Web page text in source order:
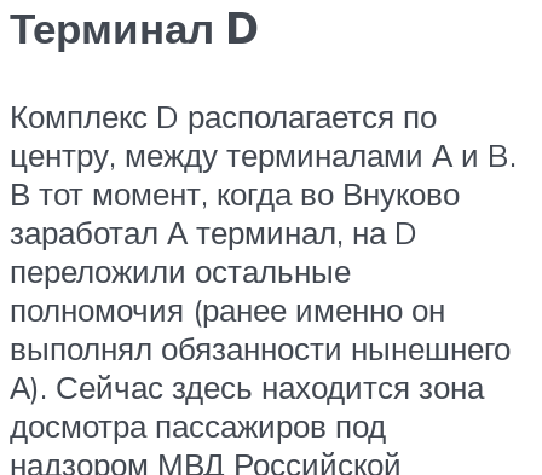
Терминал D
Комплекс D располагается по
центру, между терминалами А и B.
В тот момент, когда во Внуково
заработал А терминал, на D
переложили остальные
полномочия (ранее именно он
выполнял обязанности нынешнего
А). Сейчас здесь находится зона
досмотра пассажиров под
надзором МВД Российской